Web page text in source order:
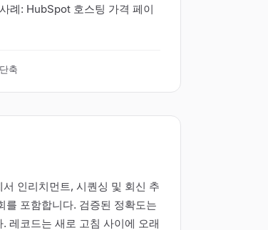
례: HubSpot 호스팅 가격 페이
축
인리치먼트, 시퀀싱 및 회신 추
를 포함합니다. 검증된 정확도는
레코드는 새로 고침 사이에 오래